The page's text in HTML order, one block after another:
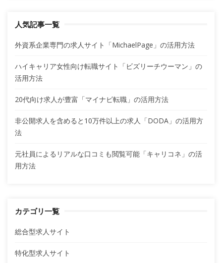
人気記事一覧
外資系企業専門の求人サイト「MichaelPage」の活用方法
ハイキャリア女性向け転職サイト「ビズリーチウーマン」の
活用方法
20代向け求人が豊富「マイナビ転職」の活用方法
非公開求人を含めると10万件以上の求人「DODA」の活用方
法
元社員によるリアルな口コミも閲覧可能「キャリコネ」の活
用方法
カテゴリ一覧
総合型求人サイト
特化型求人サイト